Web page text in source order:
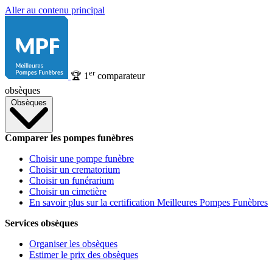
Aller au contenu principal
🏆 1 ercomparateur
obsèques
Obsèques
Comparer les pompes funèbres
Choisir une pompe funèbre
Choisir un crematorium
Choisir un funérarium
Choisir un cimetière
En savoir plus sur la certification Meilleures Pompes Funèbres
Services obsèques
Organiser les obsèques
Estimer le prix des obsèques